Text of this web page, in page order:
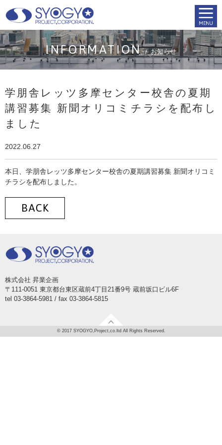
INFORMATION お知らせ
学朋舎レッツ多摩センター校舎の夏期
講習募集 新聞オリコミチラシを配布し
ました
2022.06.27
本日、学朋舎レッツ多摩センター校舎の夏期講習募集 新聞オリコミ
チラシを配布しました。
BACK
株式会社 昇業企画
〒111-0051 東京都台東区蔵前4丁目21番9号 蔵前坂口ビル6F
tel 03-3864-5981 / fax 03-3864-5815
© 2017 SYOGYO,Project,co.ltd All Rights Reserved.